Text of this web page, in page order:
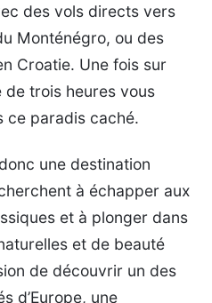
des vols directs vers
Monténégro, ou des
Croatie. Une fois sur
trois heures vous
ce paradis caché.
une destination
à échapper aux
et à plonger dans
et de beauté
de découvrir un des
d’Europe, une